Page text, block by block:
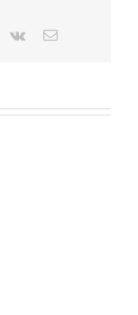
Vk Email